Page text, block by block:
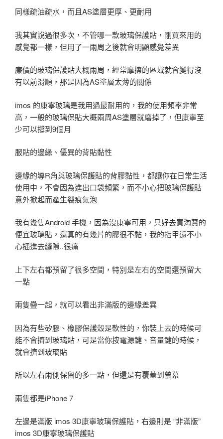
同樣疏油疏水，而且AS塗層更厚、更耐用
我其實說過很多次，不管哪一款玻璃保護貼，剛買來用的
感覺都一樣，但用了一兩周之後就會明顯感覺差異
廉價的玻璃保護貼大概兩周，經常摩擦的區域就會變得沒
有以前滑順，那是因為AS塗層太薄的關係
imos 的康寧玻璃是我用過最耐用的，我的使用頻率非常
高，一般的玻璃保貼大概兩周AS塗層就磨掉了，但康寧至
少可以撐到9個月
服貼的邊緣、優異的背貼黏性
邊緣的導R角與玻璃保護貼的背膠黏性，都讓你在日常生活
使用中，不會因為進出口袋頻繁，而不小心把玻璃保護貼
意外掀起而產生裂痕氣泡
我有幾隻Android 手機，因為沒康寧可用，只好去買淘寶的
便宜玻璃貼，還真的有幾片的膠很不黏，我的指甲還不小
心插進去縫隙..很痛
上下左右都預留了很多空間，特別是左右的空間還預留大
一點
兩隻疊一起，就可以看出非滿版的邊緣差異
因為有些矽膠、橡膠保護殼是軟性的，你裝上去的時候可
能不會擠到玻璃貼，可是當你按電源鍵、音量鍵的時候，
就會擠到玻璃貼
所以左右兩側保留的多一點，但還是有覆蓋到螢幕
兩隻都是iPhone 7
左邊是滿版 imos 3D康寧玻璃保護貼，右邊則是 “非滿版”
imos 3D康寧玻璃保護貼